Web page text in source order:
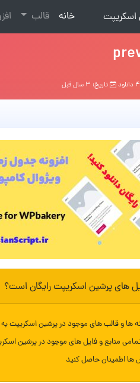
اسکریپت خانه
(current) قالب
تاریخ: ۳ سال قبل
های پرشین اسکریپت رایگان است؟
ها و قالب های موجود در پرشین اسکریپت
منابع و فایل های موجود در پرشین
اطمینان حاصل کنید